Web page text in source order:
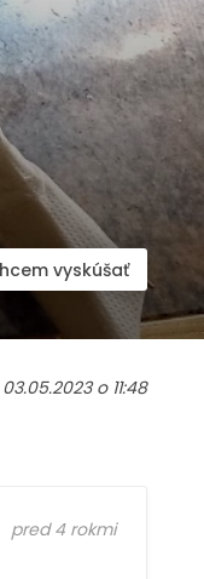
vyskúšať
o 11:48
pred 4 rokmi